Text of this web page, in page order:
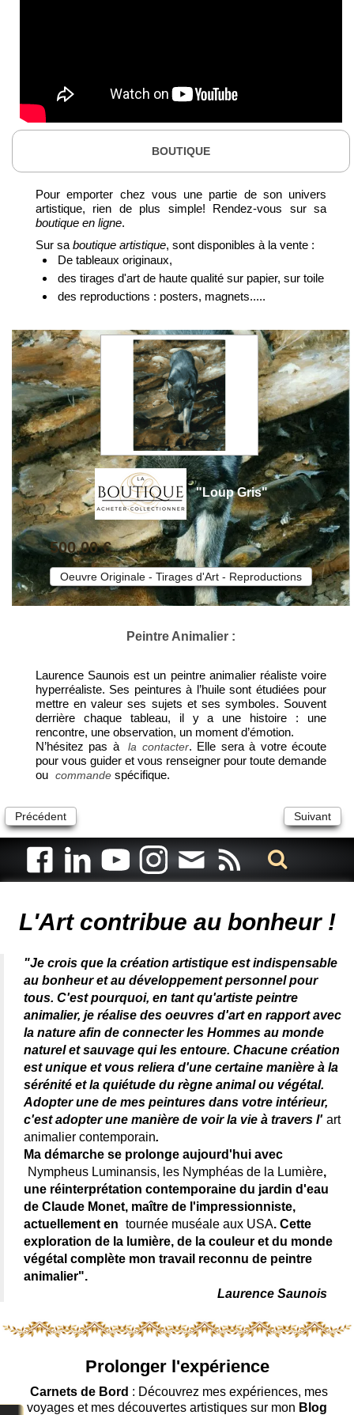
BOUTIQUE
Pour emporter chez vous une partie de son univers
artistique, rien de plus simple! Rendez-vous sur sa
boutique en ligne.
Sur sa boutique artistique, sont disponibles à la vente :
De tableaux originaux,
des tirages d'art de haute qualité sur papier, sur toile
des reproductions : posters, magnets.....
"Loup Gris"
500,00 €
Oeuvre Originale - Tirages d'Art - Reproductions
Peintre Animalier :
Laurence Saunois est un peintre animalier réaliste voire
hyperréaliste. Ses peintures à l’huile sont étudiées pour
mettre en valeur ses sujets et ses symboles. Souvent
derrière chaque tableau, il y a une histoire : une
rencontre, une observation, un moment d’émotion.
N’hésitez pas à
la contacter. Elle sera à votre écoute
pour vous guider et vous renseigner pour toute demande
ou commande spécifique.
Précédent Suivant
L'Art contribue au bonheur !
"Je crois que la création artistique est indispensable
au bonheur et au développement personnel pour
tous. C'est pourquoi, en tant qu'artiste peintre
animalier, je réalise des oeuvres d'art en rapport avec
la nature afin de connecter les Hommes au monde
naturel et sauvage qui les entoure. Chacune création
est unique et vous reliera d'une certaine manière à la
sérénité et la quiétude du règne animal ou végétal.
Adopter une de mes peintures dans votre intérieur,
c'est adopter une manière de voir la vie à travers l' art
animalier contemporain.
Ma démarche se prolonge aujourd'hui avec
Nympheus Luminansis, les Nymphéas de la Lumière,
une réinterprétation contemporaine du jardin d'eau
de Claude Monet, maître de l'impressionniste,
actuellement en tournée muséale aux USA. Cette
exploration de la lumière, de la couleur et du monde
végétal complète mon travail reconnu de peintre
animalier".
Laurence Saunois
Prolonger l'expérience
Carnets de Bord : Découvrez mes expériences, mes
voyages et mes découvertes artistiques sur mon Blog